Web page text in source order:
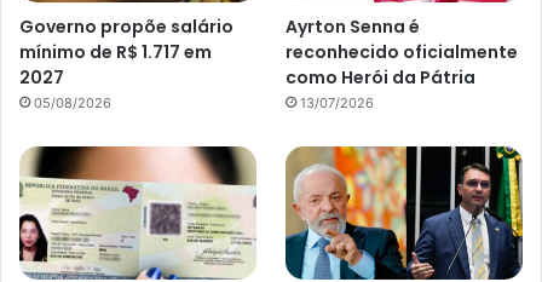
Governo propõe salário
mínimo de R$ 1.717 em
2027
05/08/2026
Ayrton Senna é
reconhecido oficialmente
como Herói da Pátria
13/07/2026